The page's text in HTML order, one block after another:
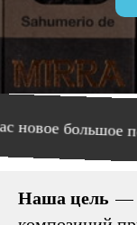
Наша цель —